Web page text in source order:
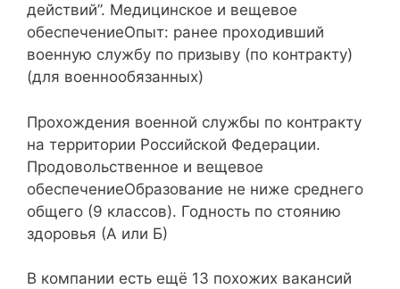
действий”. Медицинское и вещевое
обеспечениеОпыт: ранее проходивший
военную службу по призыву (по контракту)
(для военнообязанных)
Прохождения военной службы по контракту
на территории Российской Федерации.
Продовольственное и вещевое
обеспечениеОбразование не ниже среднего
общего (9 классов). Годность по стоянию
здоровья (А или Б)
В компании есть ещё 13 похожих вакансий